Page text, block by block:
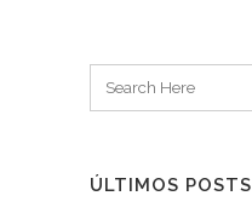
ÚLTIMOS POSTS